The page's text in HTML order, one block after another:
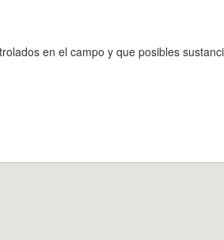
en el campo y que posibles